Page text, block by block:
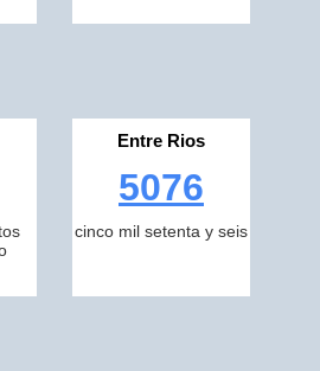
Entre Rios
5076
cinco mil setenta y seis